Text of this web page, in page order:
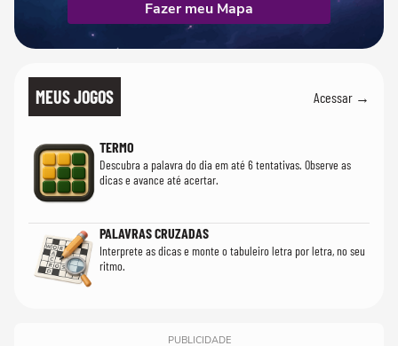
Fazer meu Mapa
MEUS JOGOS Acessar →
TERMO
Descubra a palavra do dia em até 6 tentativas. Observe as
dicas e avance até acertar.
PALAVRAS CRUZADAS
Interprete as dicas e monte o tabuleiro letra por letra, no seu
ritmo.
PUBLICIDADE